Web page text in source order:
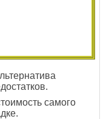
самого